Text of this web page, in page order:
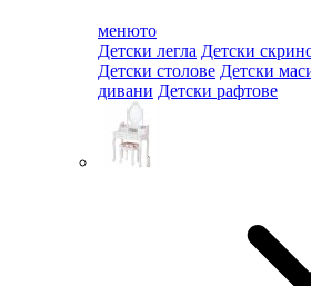
менюто
Детски легла Детски
Детски столове Детски
дивани Детски рафтове